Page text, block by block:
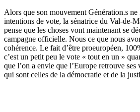
Alors que son mouvement Génération.s ne
intentions de vote, la sénatrice du Val-de-
pense que les choses vont maintenant se
campagne officielle. Nous ce que nous
cohérence. Le fait d’être proeuropéen,
c’est un petit peu le vote « tout en un »
que l’on a envie que l’Europe retrouve ses
qui sont celles de la démocratie et de la